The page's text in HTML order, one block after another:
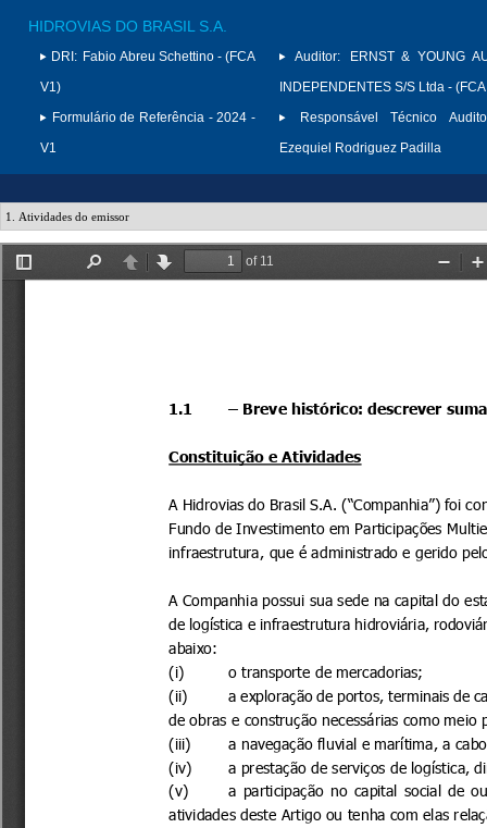
HIDROVIAS DO BRASIL S.A.
DRI: Fabio Abreu Schettino - (FCA
V1)
Formulário de Referência - 2024 -
V1
Auditor:
ERNST & YOUNG
INDEPENDENTES S/S Ltda -
Responsável Técnico
Ezequiel Rodriguez Padilla